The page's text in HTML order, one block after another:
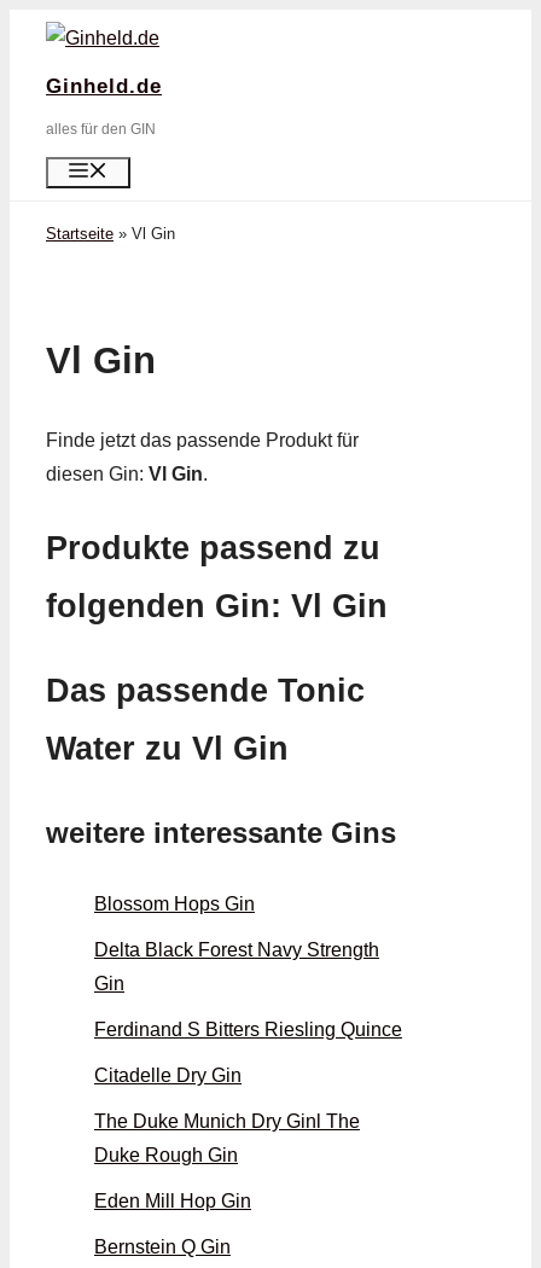
Zum
springen
Ginheld.de
alles für den GIN
Startseite » Vl Gin
Vl Gin
Finde jetzt das passende Produkt für
diesen Gin: Vl Gin.
Produkte passend zu
folgenden Gin: Vl Gin
Das passende Tonic
Water zu Vl Gin
weitere interessante Gins
Blossom Hops Gin
Delta Black Forest Navy Strength
Gin
Ferdinand S Bitters Riesling Quince
Citadelle Dry Gin
The Duke Munich Dry Ginl The
Duke Rough Gin
Eden Mill Hop Gin
Bernstein Q Gin